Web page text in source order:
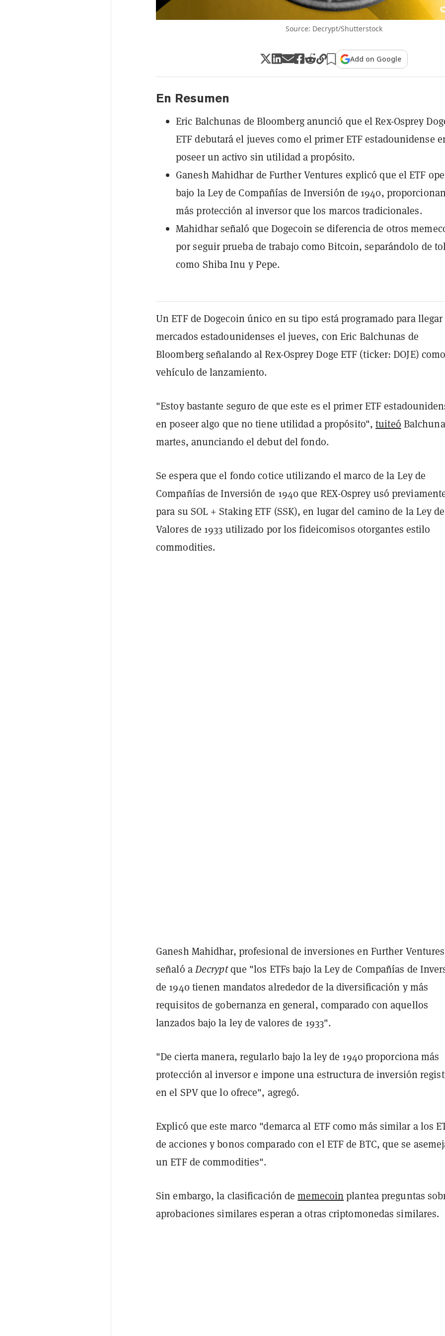
Source: Decrypt/Shutterstock
Add on Google
En Resumen
Eric Balchunas de Bloomberg anunció que el Rex-Osprey
ETF debutará el jueves como el primer ETF estadounidense
poseer un activo sin utilidad a propósito.
Ganesh Mahidhar de Further Ventures explicó que el ETF
bajo la Ley de Compañías de Inversión de 1940,
más protección al inversor que los marcos tradicionales.
Mahidhar señaló que Dogecoin se diferencia de otros
por seguir prueba de trabajo como Bitcoin, separándolo de
como Shiba Inu y Pepe.
Un ETF de Dogecoin único en su tipo está programado para
mercados estadounidenses el jueves, con Eric Balchunas de
Bloomberg señalando al Rex-Osprey Doge ETF (ticker: DOJE)
vehículo de lanzamiento.
"Estoy bastante seguro de que este es el primer ETF
en poseer algo que no tiene utilidad a propósito",tuiteó
martes, anunciando el debut del fondo.
Se espera que el fondo cotice utilizando el marco de la Ley de
Compañías de Inversión de 1940 que REX-Osprey usó
para su SOL + Staking ETF (SSK), en lugar del camino de la Ley de
Valores de 1933 utilizado por los fideicomisos otorgantes estilo
commodities.
Ganesh Mahidhar, profesional de inversiones en Further
señaló aDecryptque "los ETFs bajo la Ley de Compañías de
de 1940 tienen mandatos alrededor de la diversificación y más
requisitos de gobernanza en general, comparado con aquellos
lanzados bajo la ley de valores de 1933".
"De cierta manera, regularlo bajo la ley de 1940 proporciona más
protección al inversor e impone una estructura de inversión
en el SPV que lo ofrece", agregó.
Explicó que este marco "demarca al ETF como más similar a los
de acciones y bonos comparado con el ETF de BTC, que se
un ETF de commodities".
Sin embargo, la clasificación dememecoin plantea preguntas
aprobaciones similares esperan a otras criptomonedas similares.